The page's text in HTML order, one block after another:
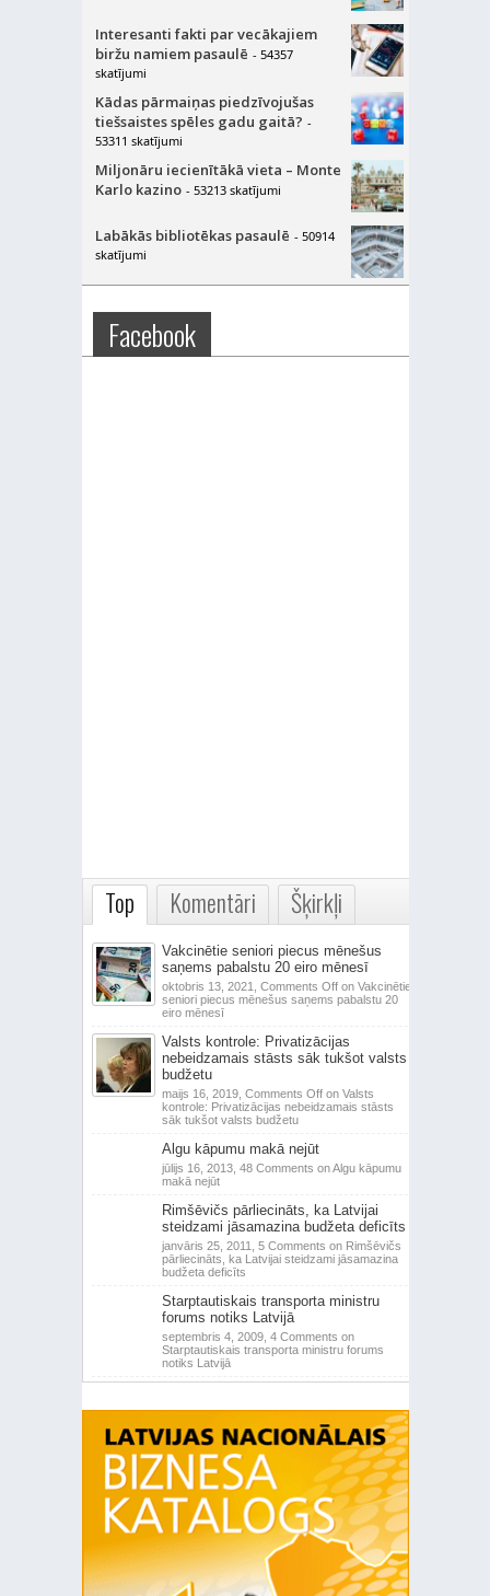
Interesanti fakti par vecākajiem
biržu namiem pasaulē - 54357
skatījumi
Kādas pārmaiņas piedzīvojušas
tiešsaistes spēles gadu gaitā? -
53311 skatījumi
Miljonāru iecienītākā vieta – Monte
Karlo kazino - 53213 skatījumi
Labākās bibliotēkas pasaulē - 50914
skatījumi
Facebook
Top Komentāri Šķirkļi
Vakcinētie seniori piecus mēnešus
saņems pabalstu 20 eiro mēnesī
oktobris 13, 2021, Comments Offon Vakcinētie
seniori piecus mēnešus saņems pabalstu 20
eiro mēnesī
Valsts kontrole: Privatizācijas
nebeidzamais stāsts sāk tukšot valsts
budžetu
maijs 16, 2019, Comments Offon Valsts
kontrole: Privatizācijas nebeidzamais stāsts
sāk tukšot valsts budžetu
Algu kāpumu makā nejūt
jūlijs 16, 2013, 48 Comments on Algu kāpumu
makā nejūt
Rimšēvičs pārliecināts, ka Latvijai
steidzami jāsamazina budžeta deficīts
janvāris 25, 2011, 5 Comments on Rimšēvičs
pārliecināts, ka Latvijai steidzami jāsamazina
budžeta deficīts
Starptautiskais transporta ministru
forums notiks Latvijā
septembris 4, 2009, 4 Comments on
Starptautiskais transporta ministru forums
notiks Latvijā